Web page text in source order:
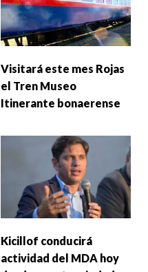
Visitará este mes Rojas
el Tren Museo
Itinerante bonaerense
Kicillof conducirá
actividad del MDA hoy